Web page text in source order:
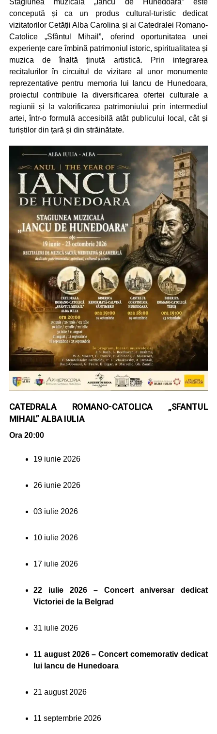
Stagiunea muzicala „Iancu de Hunedoara” este
concepută și ca un produs cultural-turistic dedicat
vizitatorilor Cetății Alba Carolina și ai Catedralei Romano-
Catolice „Sfântul Mihail”, oferind oportunitatea unei
experiențe care îmbină patrimoniul istoric, spiritualitatea și
muzica de înaltă ținută artistică. Prin integrarea
recitalurilor în circuitul de vizitare al unor monumente
reprezentative pentru memoria lui Iancu de Hunedoara,
proiectul contribuie la diversificarea ofertei culturale a
regiunii și la valorificarea patrimoniului prin intermediul
artei, într-o formulă accesibilă atât publicului local, cât și
turiștilor din țară și din străinătate.
CATEDRALA ROMANO-CATOLICA „SFANTUL
MIHAIL” ALBA IULIA
Ora 20:00
19 iunie 2026
26 iunie 2026
03 iulie 2026
10 iulie 2026
17 iulie 2026
22 iulie 2026 – Concert aniversar dedicat
Victoriei de la Belgrad
31 iulie 2026
11 august 2026 – Concert comemorativ dedicat
lui Iancu de Hunedoara
21 august 2026
11 septembrie 2026